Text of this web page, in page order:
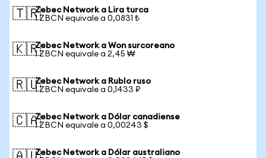
🇹🇷Zebec Network a Lira turca
1 ZBCN equivale a 0,0831 ₺
🇰🇷Zebec Network a Won surcoreano
1 ZBCN equivale a 2,45 ₩
🇷🇺Zebec Network a Rublo ruso
1 ZBCN equivale a 0,1433 ₽
🇨🇦Zebec Network a Dólar canadiense
1 ZBCN equivale a 0,00243 $
Zebec Network a Dólar australiano